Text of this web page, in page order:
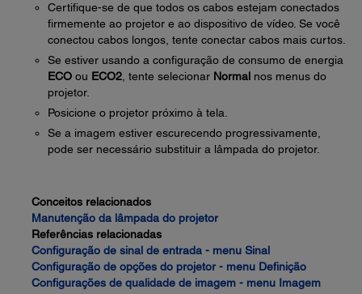
Certifique-se de que todos os cabos estejam conectados
firmemente ao projetor e ao dispositivo de vídeo. Se você
conectou cabos longos, tente conectar cabos mais curtos.
Se estiver usando a configuração de consumo de energia
ECO ou ECO2 , tente selecionar Normal nos menus do
projetor.
Posicione o projetor próximo à tela.
Se a imagem estiver escurecendo progressivamente,
pode ser necessário substituir a lâmpada do projetor.
Conceitos relacionados
Manutenção da lâmpada do projetor
Referências relacionadas
Configuração de sinal de entrada - menu Sinal
Configuração de opções do projetor - menu Definição
Configurações de qualidade de imagem - menu Imagem